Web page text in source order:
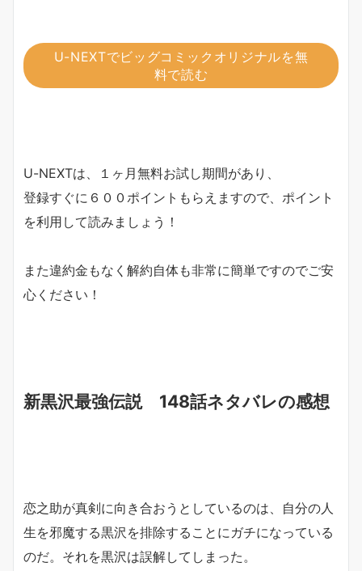
U-NEXTでビッグコミックオリジナルを無
料で読む
U-NEXTは、１ヶ月無料お試し期間があり、
登録すぐに６００ポイントもらえますので、ポイント
を利用して読みましょう！
また違約金もなく解約自体も非常に簡単ですのでご安
心ください！
新黒沢最強伝説 148話ネタバレの感想
恋之助が真剣に向き合おうとしているのは、自分の人
生を邪魔する黒沢を排除することにガチになっている
のだ。それを黒沢は誤解してしまった。